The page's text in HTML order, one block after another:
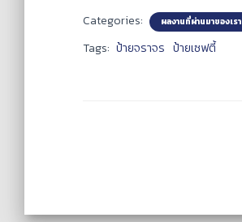
Categories: ผลงานที่ผ่านมาของเรา
Tags: ป้ายจราจร ป้ายเซฟตี้